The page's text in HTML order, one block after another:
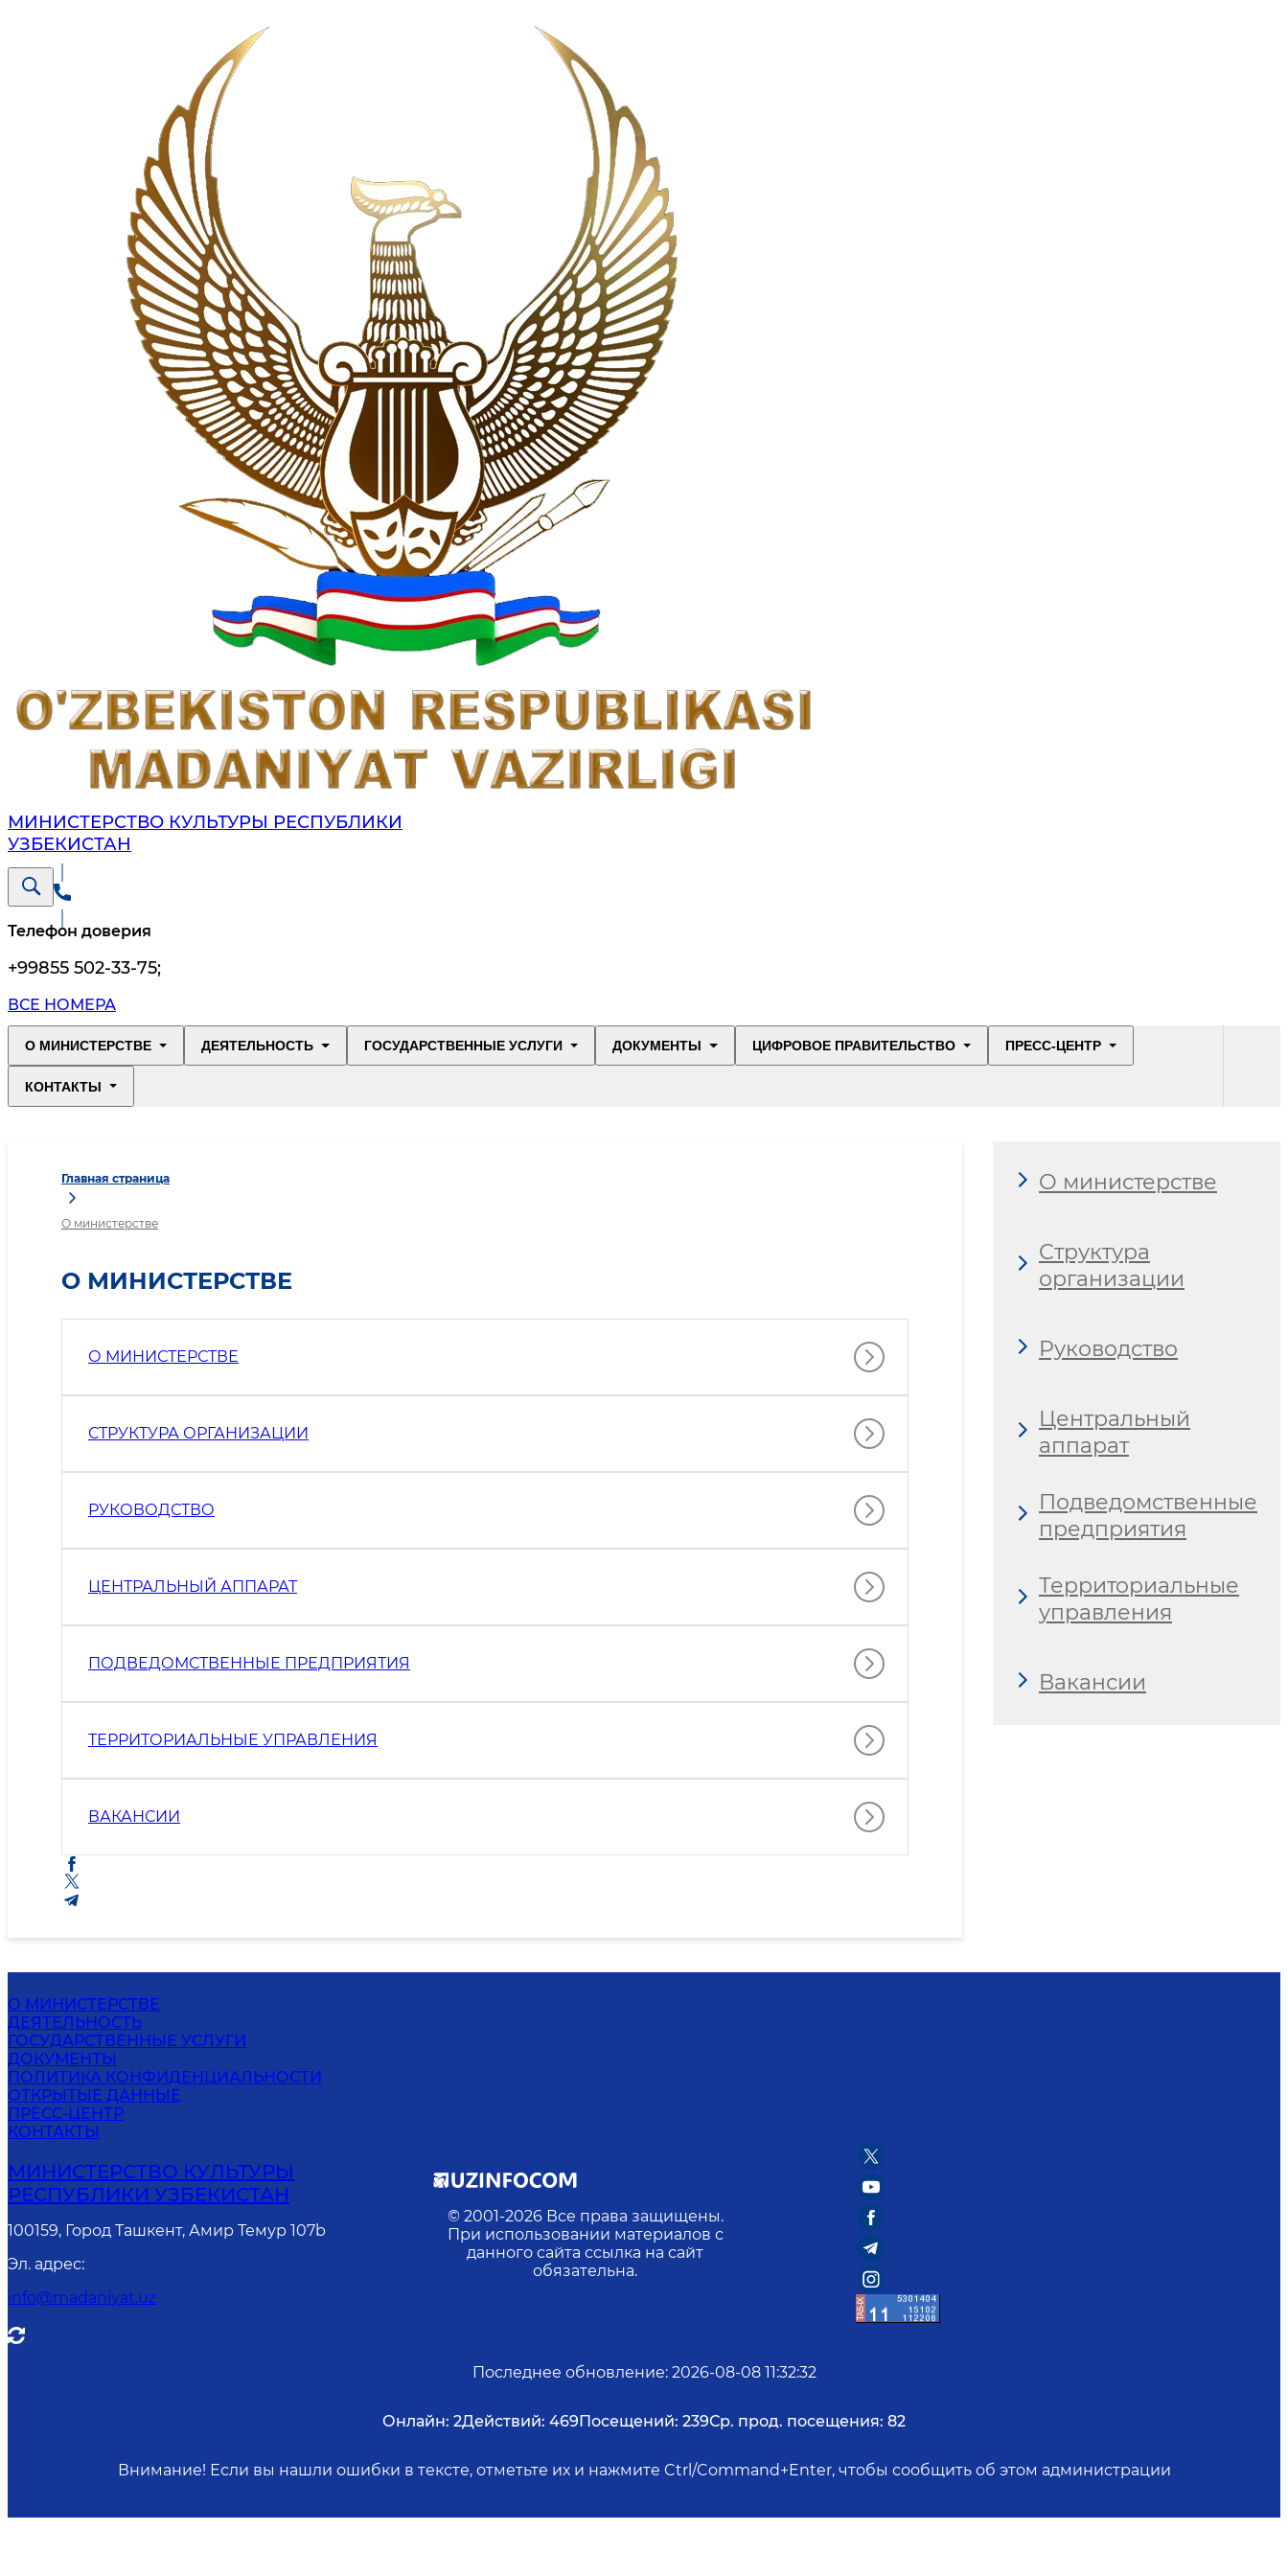
МИНИСТЕРСТВО КУЛЬТУРЫ РЕСПУБЛИКИ
УЗБЕКИСТАН
Телефон доверия
+99855 502-33-75;
ВСЕ НОМЕРА
О МИНИСТЕРСТВЕ ДЕЯТЕЛЬНОСТЬ ГОСУДАРСТВЕННЫЕ УСЛУГИ ДОКУМЕНТЫ ЦИФРОВОЕ ПРАВИТЕЛЬСТВО ПРЕСС-ЦЕНТР
КОНТАКТЫ
Главная страница
О министерстве
О МИНИСТЕРСТВЕ
О МИНИСТЕРСТВЕ
СТРУКТУРА ОРГАНИЗАЦИИ
РУКОВОДСТВО
ЦЕНТРАЛЬНЫЙ АППАРАТ
ПОДВЕДОМСТВЕННЫЕ ПРЕДПРИЯТИЯ
ТЕРРИТОРИАЛЬНЫЕ УПРАВЛЕНИЯ
ВАКАНСИИ
О министерстве
Структура
организации
Руководство
Центральный
аппарат
Подведомственные
предприятия
Территориальные
управления
Вакансии
О МИНИСТЕРСТВЕ
ДЕЯТЕЛЬНОСТЬ
ГОСУДАРСТВЕННЫЕ УСЛУГИ
ДОКУМЕНТЫ
ПОЛИТИКА КОНФИДЕНЦИАЛЬНОСТИ
ОТКРЫТЫЕ ДАННЫЕ
ПРЕСС-ЦЕНТР
КОНТАКТЫ
МИНИСТЕРСТВО КУЛЬТУРЫ
РЕСПУБЛИКИ УЗБЕКИСТАН
100159, Город Ташкент, Амир Темур 107b
Эл. адрес:
info@madaniyat.uz
© 2001-2026 Все права защищены.
При использовании материалов с
данного сайта ссылка на сайт
обязательна.
Последнее обновление: 2026-08-08 11:32:32
Онлайн: 2Действий: 469Посещений: 239Ср. прод. посещения: 82
Внимание! Если вы нашли ошибки в тексте, отметьте их и нажмите Ctrl/Command+Enter, чтобы сообщить об этом администрации